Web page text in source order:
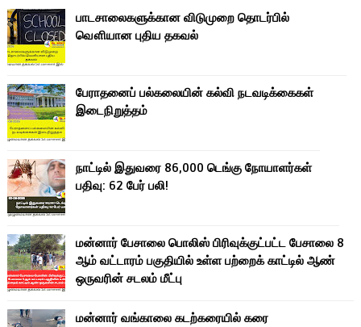
பாடசாலைகளுக்கான விடுமுறை தொடர்பில்
வௌியான புதிய தகவல்
பேராதனைப் பல்கலையின் கல்வி நடவடிக்கைகள்
இடைநிறுத்தம்
நாட்டில் இதுவரை 86,000 டெங்கு நோயாளர்கள்
பதிவு: 62 பேர் பலி!
மன்னார் பேசாலை பொலிஸ் பிரிவுக்குட்பட்ட பேசாலை 8
ஆம் வட்டாரம் பகுதியில் உள்ள பற்றைக் காட்டில் ஆண்
ஒருவரின் சடலம் மீட்பு
மன்னார் வங்காலை கடற்கரையில் கரை